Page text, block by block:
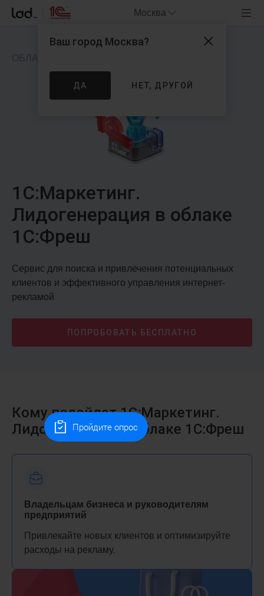
Москва
1С:Маркетинг.
Лидогенерация в облаке
1С:Фреш
Сервис для поиска и привлечения потенциальных
клиентов и эффективного управления интернет-
рекламой
ПОПРОБОВАТЬ БЕСПЛАТНО
Кому подойдет 1С:Маркетинг.
Лидогенерация в облаке 1С:Фреш
Владельцам бизнеса и руководителям
предприятий
Привлекайте новых клиентов и оптимизируйте
расходы на рекламу.
Ваш город Москва?
ДА НЕТ, ДРУГОЙ
Пройдите опрос